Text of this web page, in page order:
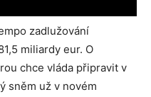
zadlužování
miliardy eur. O
chce vláda připravit v
sněm už v novém